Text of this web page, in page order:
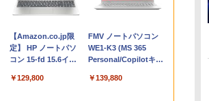
【Amazon.co.jp限
定】 HP ノートパソ
コン 15-fd 15.6イン
512GB SSD インテ
￥129,800
FMV ノートパソコン
WE1-K3 (MS 365
Personal/Copilotキー
型/Core i5/16GB/SSD
￥139,880